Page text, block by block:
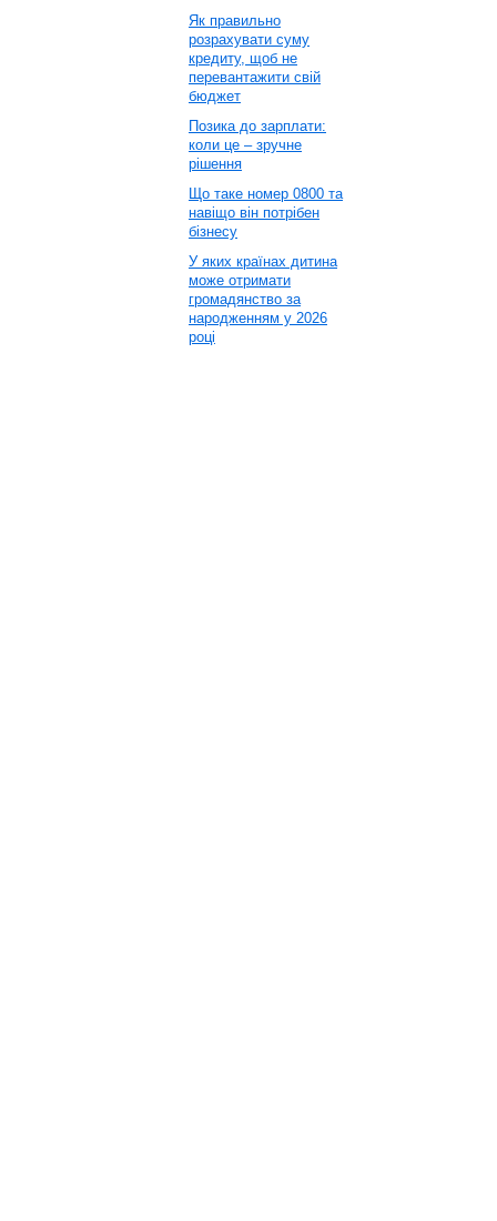
Як правильно
розрахувати суму
кредиту, щоб не
перевантажити свій
бюджет
Позика до зарплати:
коли це – зручне
рішення
Що таке номер 0800 та
навіщо він потрібен
бізнесу
У яких країнах дитина
може отримати
громадянство за
народженням у 2026
році